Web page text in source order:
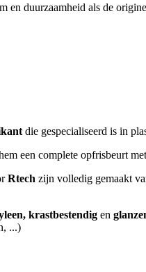
en duurzaamheid als de
die gespecialiseerd is in
een complete opfrisbeurt
Rtech zijn volledig gemaakt
krastbestendig en
...)